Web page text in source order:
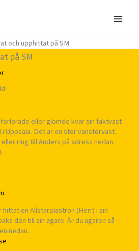
och upphittat på SM
på SM
eller glömde kvar sin fäktväst
Uppsala. Det är en stor vänsterväst.
ring till Anders på adress nedan.
hittat en Allstarplastron (Herr) i sin
den till sin ägare. Är du ägaren så
nedan.